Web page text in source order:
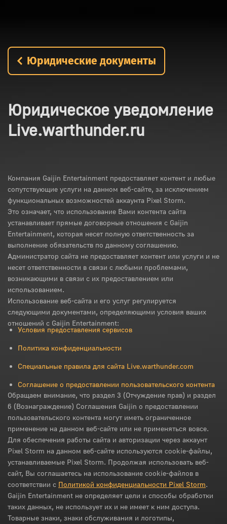
Юридические документы
Юридическое уведомление
Live.warthunder.ru
Компания Gaijin Entertainment предоставляет контент и любые
сопутствующие услуги на данном веб-сайте, за исключением
функциональных возможностей аккаунта Pixel Storm.
Это означает, что использование Вами контента сайта
устанавливает прямые договорные отношения с Gaijin
Entertainment, которая несет полную ответственность за
выполнение обязательств по данному соглашению.
Администратор сайта не предоставляет контент или услуги и не
несет ответственности в связи с любыми проблемами,
возникающими в связи с их предоставлением или
использованием.
Использование веб-сайта и его услуг регулируется
следующими документами, определяющими условия ваших
отношений с Gaijin Entertainment:
Условия предоставления сервисов
Политика конфиденциальности
Специальные правила для сайта Live.warthunder.com
Соглашение о предоставлении пользовательского контента
Обращаем внимание, что раздел 3 (Отчуждение прав) и раздел
6 (Вознаграждение) Соглашения Gaijin о предоставлении
пользовательского контента могут иметь ограниченное
применение на данном веб-сайте или не применяться вовсе.
Для обеспечения работы сайта и авторизации через аккаунт
Pixel Storm на данном веб-сайте используются cookie-файлы,
устанавливаемые Pixel Storm. Продолжая использовать веб-
сайт, Вы соглашаетесь на использование cookie-файлов в
соответствии с Политикой конфиденциальности Pixel Storm.
Gaijin Entertainment не определяет цели и способы обработки
таких данных, не использует их и не имеет к ним доступа.
Товарные знаки, знаки обслуживания и логотипы,